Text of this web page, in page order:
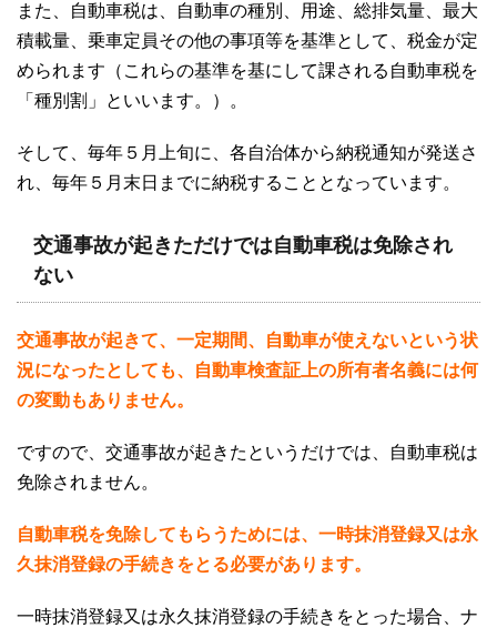
また、自動車税は、自動車の種別、用途、総排気量、最大
積載量、乗車定員その他の事項等を基準として、税金が定
められます（これらの基準を基にして課される自動車税を
「種別割」といいます。）。
そして、毎年５月上旬に、各自治体から納税通知が発送さ
れ、毎年５月末日までに納税することとなっています。
交通事故が起きただけでは自動車税は免除され
ない
交通事故が起きて、一定期間、自動車が使えないという状
況になったとしても、自動車検査証上の所有者名義には何
の変動もありません。
ですので、交通事故が起きたというだけでは、自動車税は
免除されません。
自動車税を免除してもらうためには、一時抹消登録又は永
久抹消登録の手続きをとる必要があります。
一時抹消登録又は永久抹消登録の手続きをとった場合、ナ